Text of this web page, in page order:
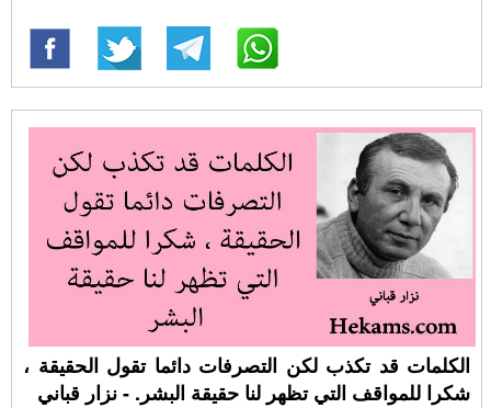
الكلمات قد تكذب لكن التصرفات دائما تقول الحقيقة ،
شكرا للمواقف التي تظهر لنا حقيقة البشر. - نزار قباني